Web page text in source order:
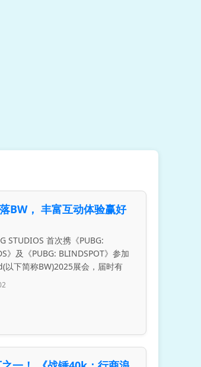
BW， 丰富互动体验赢好
STUDIOS 首次携《PUBG:
》及《PUBG: BLINDSPOT》参加
下简称BW)2025展会，届时有